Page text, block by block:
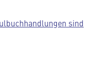
sind